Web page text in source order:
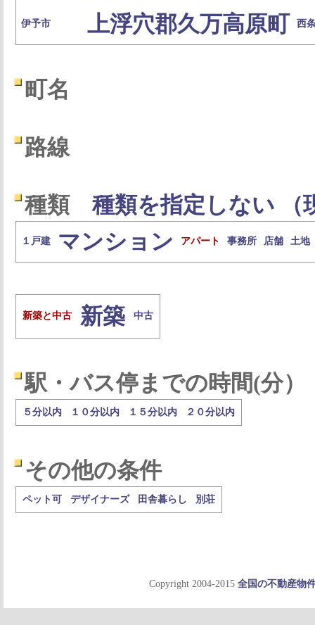
伊予市 上浮穴郡久万高原町 西
町名
路線
種類 種類を指定しない （
１戸建 マンション アパート 事務所 店舗 土地
新築と中古 新築 中古
駅・バス停までの時間(分）
５分以内 １０分以内 １５分以内 ２０分以内
その他の条件
ペット可 デザイナーズ 田舎暮らし 別荘
Copyright 2004-2015 全国の不動産物